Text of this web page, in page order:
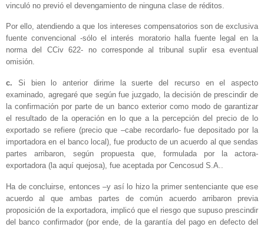
vinculó no previó el devengamiento de ninguna clase de réditos.
Por ello, atendiendo a que los intereses compensatorios son de exclusiva
fuente convencional -sólo el interés moratorio halla fuente legal en la
norma del CCiv 622- no corresponde al tribunal suplir esa eventual
omisión.
c. Si bien lo anterior dirime la suerte del recurso en el aspecto
examinado, agregaré que según fue juzgado, la decisión de prescindir de
la confirmación por parte de un banco exterior como modo de garantizar
el resultado de la operación en lo que a la percepción del precio de lo
exportado se refiere (precio que –cabe recordarlo- fue depositado por la
importadora en el banco local), fue producto de un acuerdo al que sendas
partes arribaron, según propuesta que, formulada por la actora-
exportadora (la aquí quejosa), fue aceptada por Cencosud S.A..
Ha de concluirse, entonces –y así lo hizo la primer sentenciante que ese
acuerdo al que ambas partes de común acuerdo arribaron previa
proposición de la exportadora, implicó que el riesgo que supuso prescindir
del banco confirmador (por ende, de la garantía del pago en defecto del